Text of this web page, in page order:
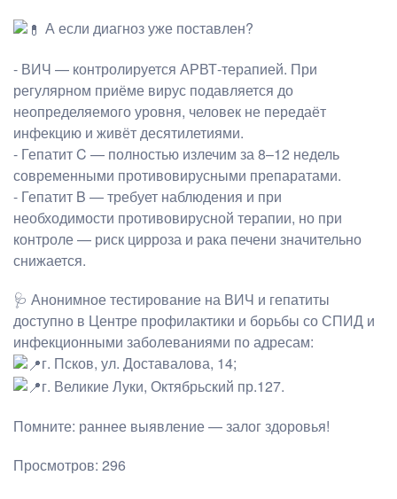
А если диагноз уже поставлен?
- ВИЧ — контролируется АРВТ-терапией. При
регулярном приёме вирус подавляется до
неопределяемого уровня, человек не передаёт
инфекцию и живёт десятилетиями.
- Гепатит C — полностью излечим за 8–12 недель
современными противовирусными препаратами.
- Гепатит B — требует наблюдения и при
необходимости противовирусной терапии, но при
контроле — риск цирроза и рака печени значительно
снижается.
🩺 Анонимное тестирование на ВИЧ и гепатиты
доступно в Центре профилактики и борьбы со СПИД и
инфекционными заболеваниями по адресам:
г. Псков, ул. Доставалова, 14;
г. Великие Луки, Октябрьский пр.127.
Помните: раннее выявление — залог здоровья!
Просмотров: 296